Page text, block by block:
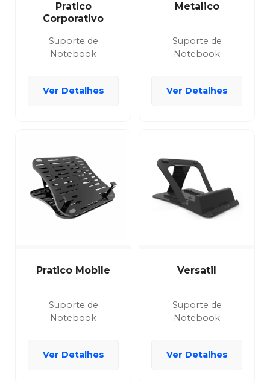
Pratico
Corporativo
Suporte de
Notebook
Ver Detalhes
Metalico
Suporte de
Notebook
Ver Detalhes
Pratico Mobile
Suporte de
Notebook
Ver Detalhes
Versatil
Suporte de
Notebook
Ver Detalhes